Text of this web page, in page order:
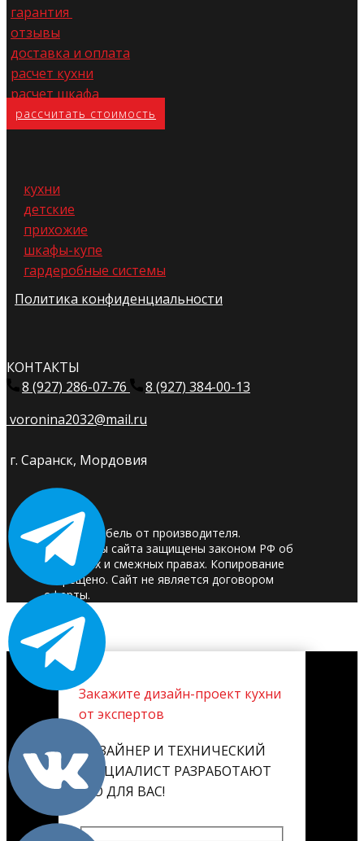
гарантия
отзывы
доставка и оплата
расчет кухни
расчет шкафа
расс​читать стоимость
кухни
детские
прихожие
шкафы-купе
гардеробные системы
Политика конфиденциальности
КОНТАКТЫ
8 (927) 286-07-76
8 (927) 384-00-13
voronina2032@mail.ru
г. Саранск, Мордовия
© 2025. Мебель от производителя.
Материалы сайта защищены законом РФ об
авторских и смежных правах. Копирование
запрещено. Сайт не является договором
оферты.
Закажите дизайн-проект кухни
от экспертов
ДИЗАЙНЕР И ТЕХНИЧЕСКИЙ
СПЕЦИАЛИСТ РАЗРАБОТАЮТ
ЕГО ДЛЯ ВАС!